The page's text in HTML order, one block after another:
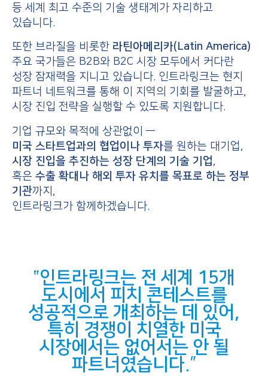
등 세계 최고 수준의 기술 생태계가 자리하고
있습니다.
또한 브라질을 비롯한 라틴아메리카(Latin America)
주요 국가들은 B2B와 B2C 시장 모두에서 커다란
성장 잠재력을 지니고 있습니다. 인트라링크는 현지
파트너 네트워크를 통해 이 지역의 기회를 발굴하고,
시장 진입 전략을 실행할 수 있도록 지원합니다.
기업 규모와 목적에 상관없이 —
미국 스타트업과의 협업이나 투자를 원하는 대기업,
시장 진입을 추진하는 성장 단계의 기술 기업,
혹은 수출 확대나 해외 투자 유치를 목표로 하는 정부
기관까지,
인트라링크가 함께하겠습니다.
인트라링크는 전 세계 15개
도시에서 피치 콘테스트를
성공적으로 개최하는 데 있어,
특히 경쟁이 치열한 미국
시장에서는 없어서는 안 될
파트너였습니다.